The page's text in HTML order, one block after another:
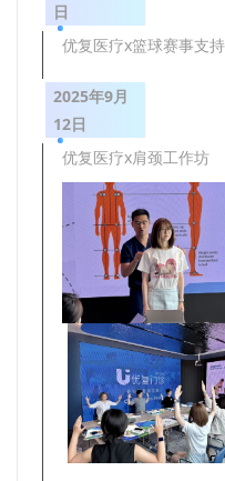
日
优复医疗x篮球赛事支持
2025年9月
12日
优复医疗x肩颈工作坊